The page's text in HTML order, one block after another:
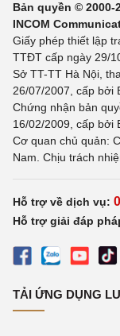
Bản quyền ©
INCOM
Giấy phép thiết lập
TTĐT cấp ngày 29/
Sở TT-TT Hà Nội,
26/07/2007, cấp bởi
Chứng nhận bản
16/02/2009, cấp bởi
Cơ quan chủ quản:
Nam. Chịu trách
Hỗ trợ về dịch vụ:
Hỗ trợ giải đáp
TẢI ỨNG DỤNG